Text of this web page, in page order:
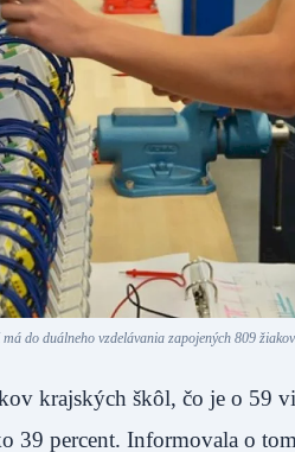
má do duálneho vzdelávania zapojených 809 žiakov
krajských škôl, čo je o 59
39 percent. Informovala o